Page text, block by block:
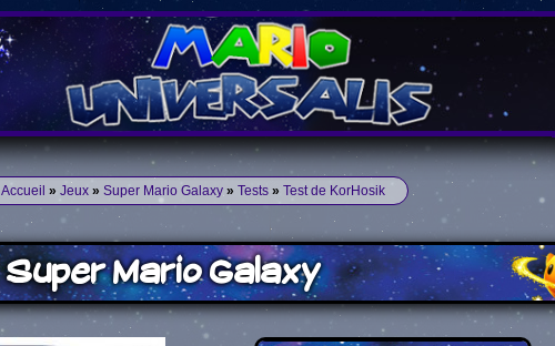
Accueil » Jeux » Super Mario Galaxy » Tests » Test de KorHosik
Super Mario Galaxy